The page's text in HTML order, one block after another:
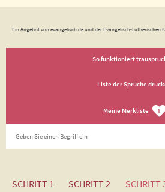
Ein Angebot von evangelisch.de und der Evangelisch-Lutherischen
So funktioniert
Liste der Sprüche
Meine Merkliste 1
SCHRITT 1 SCHRITT 2 SCHRITT